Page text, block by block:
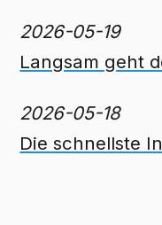
2026-05-19
Langsam geht
2026-05-18
Die schnellste